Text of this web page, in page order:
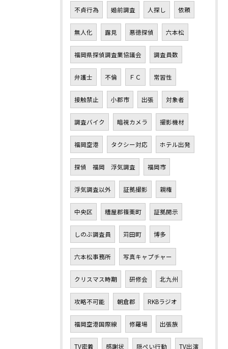
不貞行為 婚前調査 人探し 依頼
無人化 露見 悪徳探偵 六本松
福岡県探偵調査業協議会 調査員数
弁護士 不倫 ＦＣ 常習性
接触禁止 小郡市 出張 対象者
調査バイク 暗視カメラ 撮影機材
福岡空港 タクシー対応 ホテル出発
探偵 福岡 浮気調査 福岡市
浮気調査以外 証拠撮影 親権
中央区 糟屋郡篠栗町 証拠開示
しのぶ調査員 苅田町 博多
六本松事務所 写真キャプチャー
クリスマス時期 研修会 北九州
攻略不可能 朝倉郡 RKBラジオ
福岡空港国際線 修羅場 出張族
TV密着 感謝状 隠ぺい行動 TV出演